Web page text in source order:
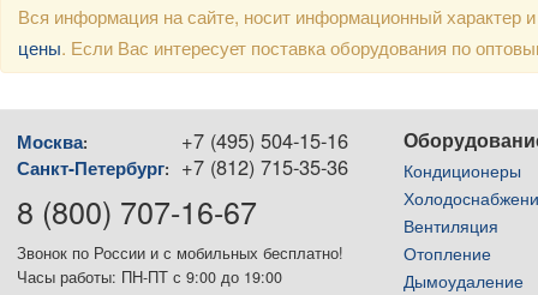
Вся информация на сайте, носит информационный
цены. Если Вас интересует поставка оборудования по
Москва: +7 (495) 504-15-16
Санкт-Петербург: +7 (812) 715-35-36
8 (800) 707-16-67
Звонок по России и с мобильных бесплатно!
Часы работы: ПН-ПТ с 9:00 до 19:00
Кондиционеры
Вентиляция
Отопление
Дымоудаление